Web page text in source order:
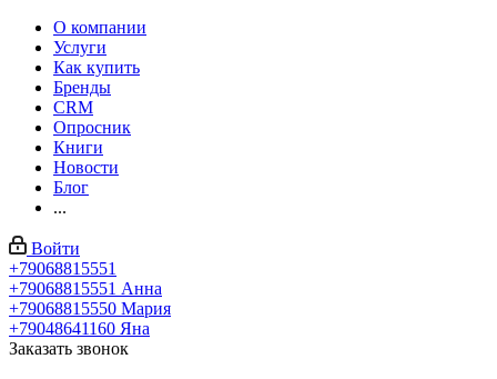
О компании
Услуги
Как купить
Бренды
CRM
Опросник
Книги
Новости
Блог
...
Войти
+79068815551
+79068815551 Анна
+79068815550 Мария
+79048641160 Яна
Заказать звонок